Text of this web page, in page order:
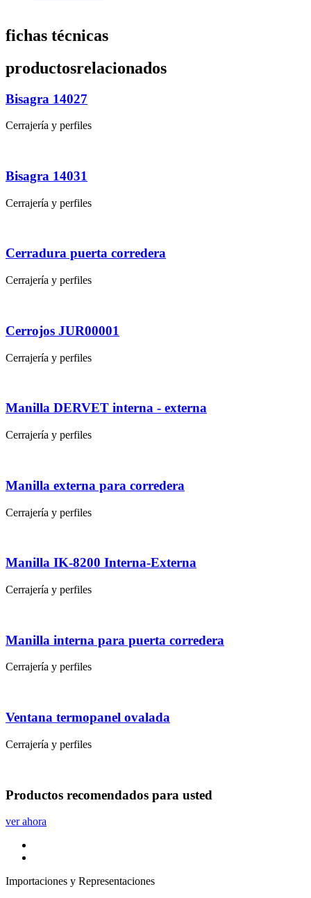
fichas técnicas
productosrelacionados
Bisagra 14027
Cerrajería y perfiles
Bisagra 14031
Cerrajería y perfiles
Cerradura puerta corredera
Cerrajería y perfiles
Cerrojos JUR00001
Cerrajería y perfiles
Manilla DERVET interna - externa
Cerrajería y perfiles
Manilla externa para corredera
Cerrajería y perfiles
Manilla IK-8200 Interna-Externa
Cerrajería y perfiles
Manilla interna para puerta corredera
Cerrajería y perfiles
Ventana termopanel ovalada
Cerrajería y perfiles
Productos recomendados para usted
ver ahora
Importaciones y Representaciones